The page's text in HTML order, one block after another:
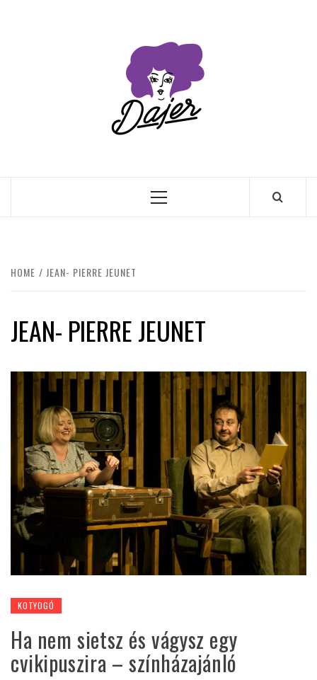
Primary
HOME JEAN- PIERRE JEUNET
JEAN- PIERRE JEUNET
KOTYOGÓ
Ha nem sietsz és vágysz egy
cvikipuszira – színházajánló